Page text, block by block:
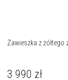
Zawieszka z żółtego
3 990 zł